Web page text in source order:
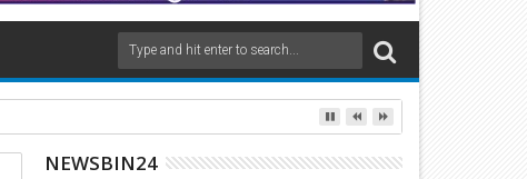
NEWSBIN24